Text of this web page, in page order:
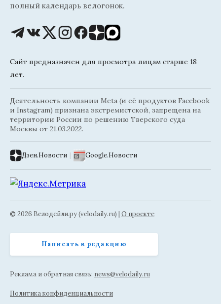
полный календарь велогонок.
Сайт предназначен для просмотра лицам старше 18
лет.
Деятельность компании Meta (и её продуктов Facebook
и Instagram) признана экстремистской, запрещена на
территории России по решению Тверского суда
Москвы от 21.03.2022.
Дзен.Новости | Google.Новости
© 2026 Велодейли.ру (velodaily.ru) | О проекте
Написать в редакцию
Реклама и обратная связь: news@velodaily.ru
Политика конфиденциальности